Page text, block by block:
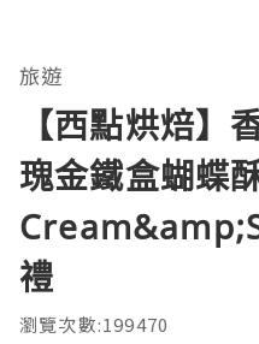
旅遊
【西點烘焙】
瑰金鐵盒蝴蝶
禮
瀏覽次數:199470